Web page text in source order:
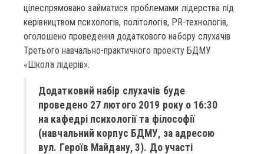
цілеспрямовано займатися проблемами лідерства під
керівництвом психологів, політологів, PR-технологів,
оголошено проведення додаткового набору слухачів
Третього навчально-практичного проекту БДМУ
«Школа лідерів».
Додатковий набір слухачів буде
проведено 27 лютого 2019 року о 16:30
на кафедрі психології та філософії
(навчальний корпус БДМУ, за адресою
вул. Героїв Майдану, 3). До участі